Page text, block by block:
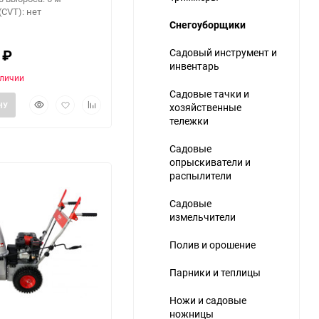
нет
₽
БыстрыйДобавитьДобавить
Снегоуборщики
Садовый инструмент и
инвентарь
Садовые тачки и
хозяйственные
тележки
Садовые
опрыскиватели и
распылители
Садовые
измельчители
Полив и орошение
Парники и теплицы
Ножи и садовые
ножницы